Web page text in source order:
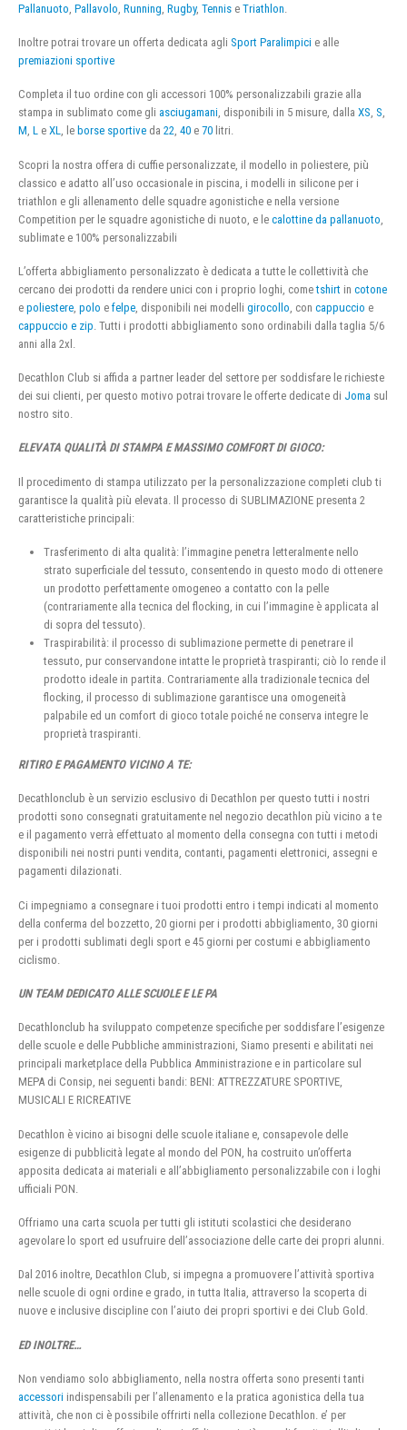
Pallanuoto Pallavolo Running Rugby, Tennis e Triathlon
Inoltre potrai trovare un offerta dedicata agli Sport Paralimpici e alle
premiazioni sportive
Completa il tuo ordine con gli accessori 100% personalizzabili grazie alla
stampa in sublimato come gli asciugamani, disponibili in 5 misure, dalla XS, S,
M, L e XL, le borse sportive da 22, 40 e 70 litri.
Scopri la nostra offera di cuffie personalizzate, il modello in poliestere, più
classico e adatto all’uso occasionale in piscina, i modelli in silicone per i
triathlon e gli allenamento delle squadre agonistiche e nella versione
Competition per le squadre agonistiche di nuoto, e le calottine da pallanuoto
sublimate e 100% personalizzabili
L’offerta abbigliamento personalizzato è dedicata a tutte le collettività che
cercano dei prodotti da rendere unici con i proprio loghi, cometshirt in cotone
e poliestere polo e felpe , disponibili nei modelli girocollo , con cappuccio e
cappuccio e zip . Tutti i prodotti abbigliamento sono ordinabili dalla taglia 5/6
anni alla 2xl.
Decathlon Club si affida a partner leader del settore per soddisfare le richieste
dei sui clienti, per questo motivo potrai trovare le offerte dedicate di Joma sul
nostro sito.
ELEVATA QUALITÀ DI STAMPA E MASSIMO COMFORT DI GIOCO:
Il procedimento di stampa utilizzato per la personalizzazione completi club ti
garantisce la qualità più elevata. Il processo di SUBLIMAZIONE presenta 2
caratteristiche principali:
Trasferimento di alta qualità: l’immagine penetra letteralmente nello
strato superficiale del tessuto, consentendo in questo modo di ottenere
un prodotto perfettamente omogeneo a contatto con la pelle
(contrariamente alla tecnica del flocking, in cui l’immagine è applicata al
di sopra del tessuto).
Traspirabilità: il processo di sublimazione permette di penetrare il
tessuto, pur conservandone intatte le proprietà traspiranti; ciò lo rende il
prodotto ideale in partita. Contrariamente alla tradizionale tecnica del
flocking, il processo di sublimazione garantisce una omogeneità
palpabile ed un comfort di gioco totale poiché ne conserva integre le
proprietà traspiranti.
RITIRO E PAGAMENTO VICINO A TE:
Decathlonclub è un servizio esclusivo di Decathlon per questo tutti i nostri
prodotti sono consegnati gratuitamente nel negozio decathlon più vicino a te
e il pagamento verrà effettuato al momento della consegna con tutti i metodi
disponibili nei nostri punti vendita, contanti, pagamenti elettronici, assegni e
pagamenti dilazionati.
Ci impegniamo a consegnare i tuoi prodotti entro i tempi indicati al momento
della conferma del bozzetto, 20 giorni per i prodotti abbigliamento, 30 giorni
per i prodotti sublimati degli sport e 45 giorni per costumi e abbigliamento
ciclismo.
UN TEAM DEDICATO ALLE SCUOLE E LE PA
Decathlonclub ha sviluppato competenze specifiche per soddisfare l’esigenze
delle scuole e delle Pubbliche amministrazioni, Siamo presenti e abilitati nei
principali marketplace della Pubblica Amministrazione e in particolare sul
MEPA di Consip, nei seguenti bandi: BENI: ATTREZZATURE SPORTIVE,
MUSICALI E RICREATIVE
Decathlon è vicino ai bisogni delle scuole italiane e, consapevole delle
esigenze di pubblicità legate al mondo del PON, ha costruito un’offerta
apposita dedicata ai materiali e all’abbigliamento personalizzabile con i loghi
ufficiali PON.
Offriamo una carta scuola per tutti gli istituti scolastici che desiderano
agevolare lo sport ed usufruire dell’associazione delle carte dei propri alunni.
Dal 2016 inoltre, Decathlon Club, si impegna a promuovere l’attività sportiva
nelle scuole di ogni ordine e grado, in tutta Italia, attraverso la scoperta di
nuove e inclusive discipline con l’aiuto dei propri sportivi e dei Club Gold.
ED INOLTRE…
Non vendiamo solo abbigliamento, nella nostra offerta sono presenti tanti
accessori indispensabili per l’allenamento e la pratica agonistica della tua
attività, che non ci è possibile offrirti nella collezione Decathlon. e’ per